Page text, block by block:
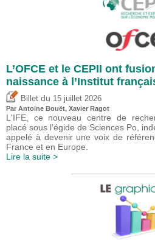
L’OFCE et le CEPII ont
naissance à l’Institut
Billet du 15 juillet 2026
Par Antoine Bouët, Xavier Ragot
L'IFE, ce nouveau centre de
placé sous l’égide de Sciences Po,
appelé à devenir une voix de
France et en Europe.
Lire la suite >